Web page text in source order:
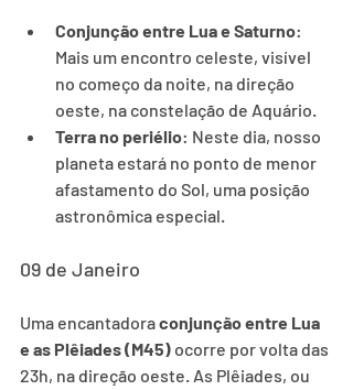
Conjunção entre Lua e Saturno:
Mais um encontro celeste, visível
no começo da noite, na direção
oeste, na constelação de Aquário.
Terra no periélio: Neste dia, nosso
planeta estará no ponto de menor
afastamento do Sol, uma posição
astronômica especial.
09 de Janeiro
Uma encantadora conjunção entre Lua
e as Plêiades (M45) ocorre por volta das
23h, na direção oeste. As Plêiades, ou